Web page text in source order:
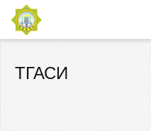
ТГАСИ